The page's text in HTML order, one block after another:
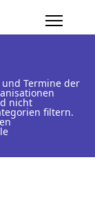
Termine der
nicht
filtern.